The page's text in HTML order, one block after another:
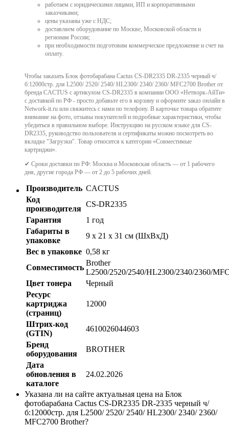
работаем с юридическими лицами, ИП и корпоративными
заказчиками;
цены указаны уже с НДС;
доставляем оборудование по Москве, Московской области и
регионам России;
при необходимости подготовим коммерческое предложение и счет на
оплату.
Чтобы заказать Блок фотобарабана Cactus CS-DR2335 DR-2335 черный ч/
б:12000стр. для L2500/ 2520/ 2540/ HL2300/ 2340/ 2360/ MFC2700 Brother от
бренда CACTUS с артикулом CS-DR2335 в компании ООО «Нетворк-АйТи»
с доставкой по РФ - просто добавьте его в корзину и оформите заказ онлайн в
Network-it.ru или свяжитесь с нами по телефону. В карточке товара обратите
внимание на фото, отзывы покупателей и подробные характеристики, чтобы
убедиться в правильном выборе. Инструкцию на русском языке для CS-
DR2335, руководство пользователя и сертификаты можно посмотреть во
вкладке "Загрузки". Товар относится к категории «Совместимые
картриджи».
✔ Сроки доставки по РФ: Москва и Московская область — от 1 рабочего
дня, другие города РФ — от 2 до 5 рабочих дней.
Производитель CACTUS
Код
производителя
CS-DR2335
Гарантия
1 год
Габариты в
упаковке
9 x 21 x 31 см (ШхВхД)
Вес в упаковке 0,58 кг
Совместимость
Brother
L2500/2520/2540/HL2300/2340/2360/
Цвет тонера
Черный
Ресурс
картриджа
(страниц)
12000
Штрих-код
(GTIN)
4610026044603
Бренд
оборудования
BROTHER
Дата
обновления в
каталоге
24.02.2026
Указана ли на сайте актуальная цена на Блок
фотобарабана Cactus CS-DR2335 DR-2335 черный ч/
б:12000стр. для L2500/ 2520/ 2540/ HL2300/ 2340/ 2360/
MFC2700 Brother?